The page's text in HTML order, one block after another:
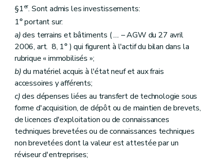
§1er. Sont admis les investissements:
1° portant sur:
a)des terrains et bâtiments (... – AGW du 27 avril
2006, art. 8, 1° ) qui figurent à l'actif du bilan dans la
rubrique « immobilisés »;
b)du matériel acquis à l'état neuf et aux frais
accessoires y afférents;
c)des dépenses liées au transfert de technologie sous
forme d'acquisition, de dépôt ou de maintien de brevets,
de licences d'exploitation ou de connaissances
techniques brevetées ou de connaissances techniques
non brevetées dont la valeur est attestée par un
réviseur d'entreprises;